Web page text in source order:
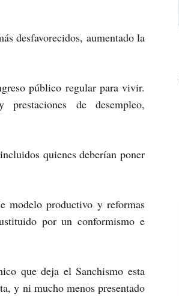
desfavorecidos, aumentado la
público regular para vivir.
prestaciones de desempleo,
quienes deberían poner
modelo productivo y reformas
por un conformismo e
que deja el Sanchismo esta
y ni mucho menos presentado